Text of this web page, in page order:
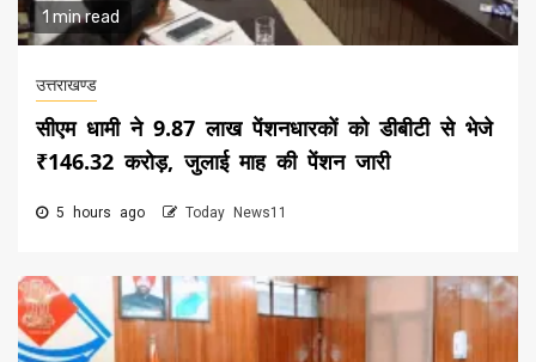
1 min read
उत्तराखण्ड
सीएम धामी ने 9.87 लाख पेंशनधारकों को डीबीटी से भेजे
₹146.32 करोड़, जुलाई माह की पेंशन जारी
5 hours ago Today News11